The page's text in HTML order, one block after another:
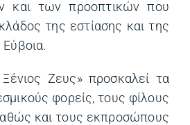
και των προοπτικών που
της εστίασης και της
Ζευς» προσκαλεί τα
φορείς, τους φίλους
και τους εκπροσώπους